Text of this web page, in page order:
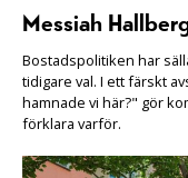
Messiah
Bostadspolitiken har
tidigare val. I ett färskt
hamnade vi här?" gör
förklara varför.